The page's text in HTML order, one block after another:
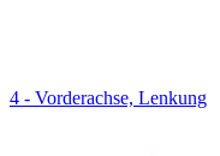
4 - Vorderachse, Lenkung